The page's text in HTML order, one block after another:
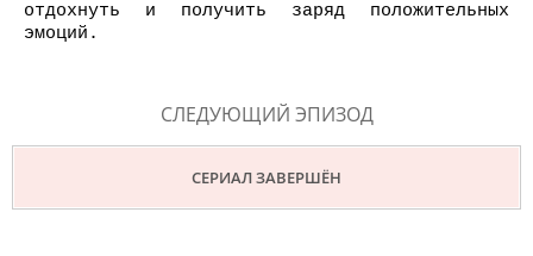
отдохнуть и получить заряд положительных
эмоций.
СЛЕДУЮЩИЙ ЭПИЗОД
СЕРИАЛ ЗАВЕРШЁН